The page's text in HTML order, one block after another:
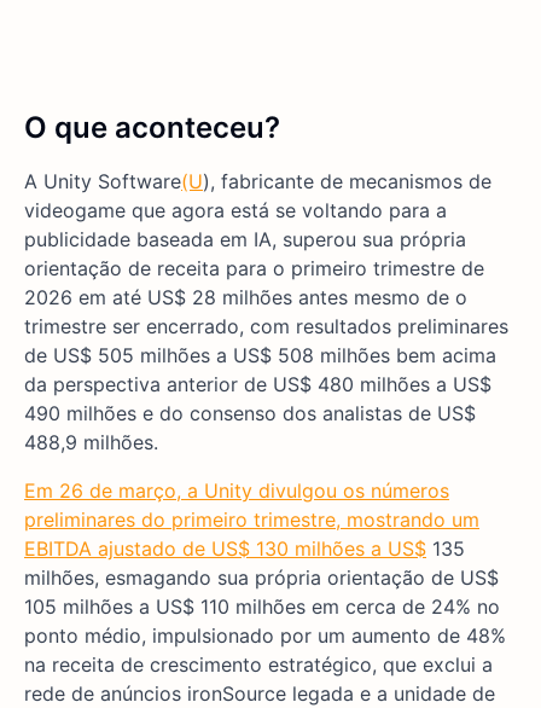
O que aconteceu?
A Unity Software(U), fabricante de mecanismos de
videogame que agora está se voltando para a
publicidade baseada em IA, superou sua própria
orientação de receita para o primeiro trimestre de
2026 em até US$ 28 milhões antes mesmo de o
trimestre ser encerrado, com resultados preliminares
de US$ 505 milhões a US$ 508 milhões bem acima
da perspectiva anterior de US$ 480 milhões a US$
490 milhões e do consenso dos analistas de US$
488,9 milhões.
Em 26 de março, a Unity divulgou os números
preliminares do primeiro trimestre, mostrando um
EBITDA ajustado de US$ 130 milhões a US$ 135
milhões, esmagando sua própria orientação de US$
105 milhões a US$ 110 milhões em cerca de 24% no
ponto médio, impulsionado por um aumento de 48%
na receita de crescimento estratégico, que exclui a
rede de anúncios ironSource legada e a unidade de